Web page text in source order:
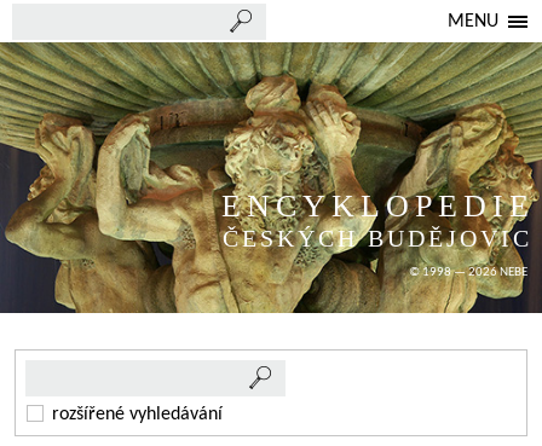
MENU
ENCYKLOPEDIE
ČESKÝCH BUDĚJOVIC
© 1998 — 2026 NEBE
rozšířené vyhledávání